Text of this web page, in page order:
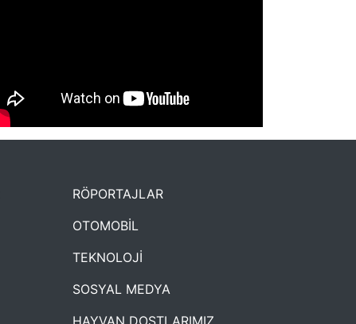
NYXmag 2. Yaş Kutlama Etkinliği
RÖPORTAJLAR
OTOMOBİL
TEKNOLOJİ
SOSYAL MEDYA
HAYVAN DOSTLARIMIZ